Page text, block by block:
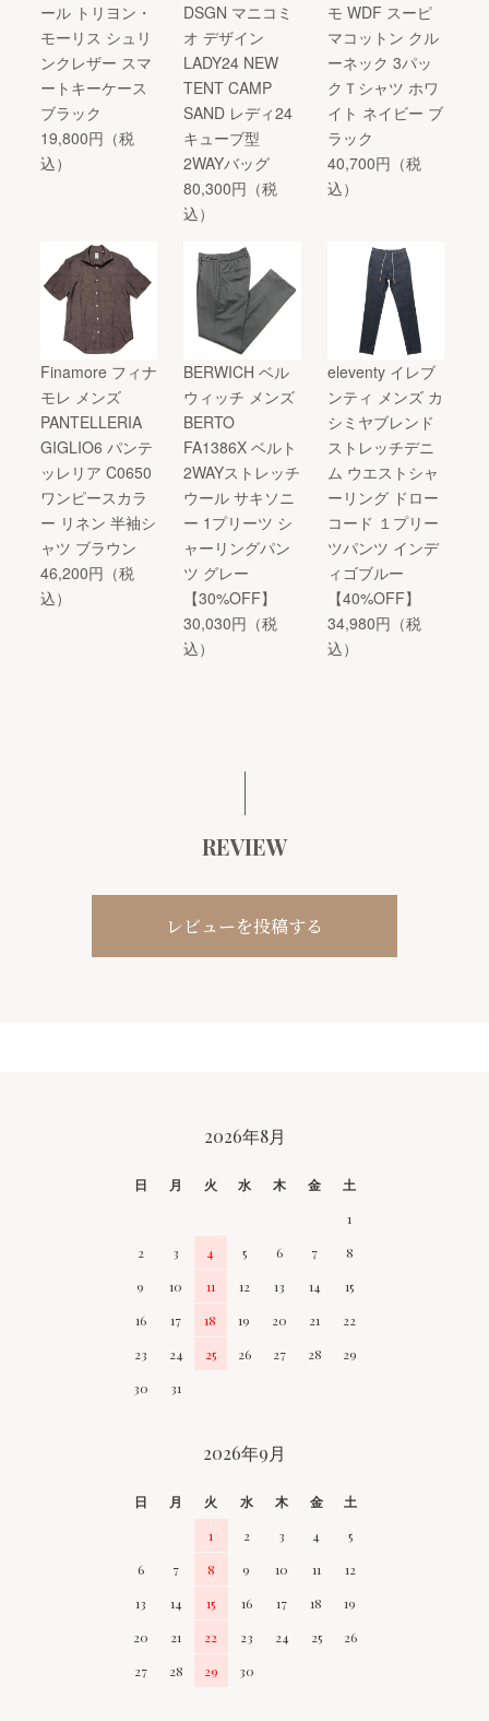
ール トリヨン・
モーリス シュリ
ンクレザー スマ
ートキーケース
ブラック
19,800円（税
込）
DSGN マニコミ
オ デザイン
LADY24 NEW
TENT CAMP
SAND レディ24
キューブ型
2WAYバッグ
80,300円（税
込）
モ WDF スーピ
マコットン クル
ーネック 3パッ
クＴシャツ ホワ
イト ネイビー ブ
ラック
40,700円（税
込）
Finamore フィナ
モレ メンズ
PANTELLERIA
GIGLIO6 パンテ
ッレリア C0650
ワンピースカラ
ー リネン 半袖シ
ャツ ブラウン
46,200円（税
込）
BERWICH ベル
ウィッチ メンズ
BERTO
FA1386X ベルト
2WAYストレッチ
ウール サキソニ
ー 1プリーツ シ
ャーリングパン
ツ グレー
【30%OFF】
30,030円（税
込）
eleventy イレブ
ンティ メンズ カ
シミヤブレンド
ストレッチデニ
ム ウエストシャ
ーリング ドロー
コード １プリー
ツパンツ インデ
ィゴブルー
【40%OFF】
34,980円（税
込）
REVIEW
レビューを投稿する
2026年8月
日 月 火 水 木 金
土
1
2
3 4 5 6 7
8
9
10 11 12 13 14
15
16
17 18 19 20 21
22
23
24 25 26 27 28
29
30
31
2026年9月
日 月 火 水 木 金
土
1
2 3 4
5
6
7 8 9 10 11
12
13
14 15 16 17 18
19
20
21 22 23 24 25
26
27
28 29 30